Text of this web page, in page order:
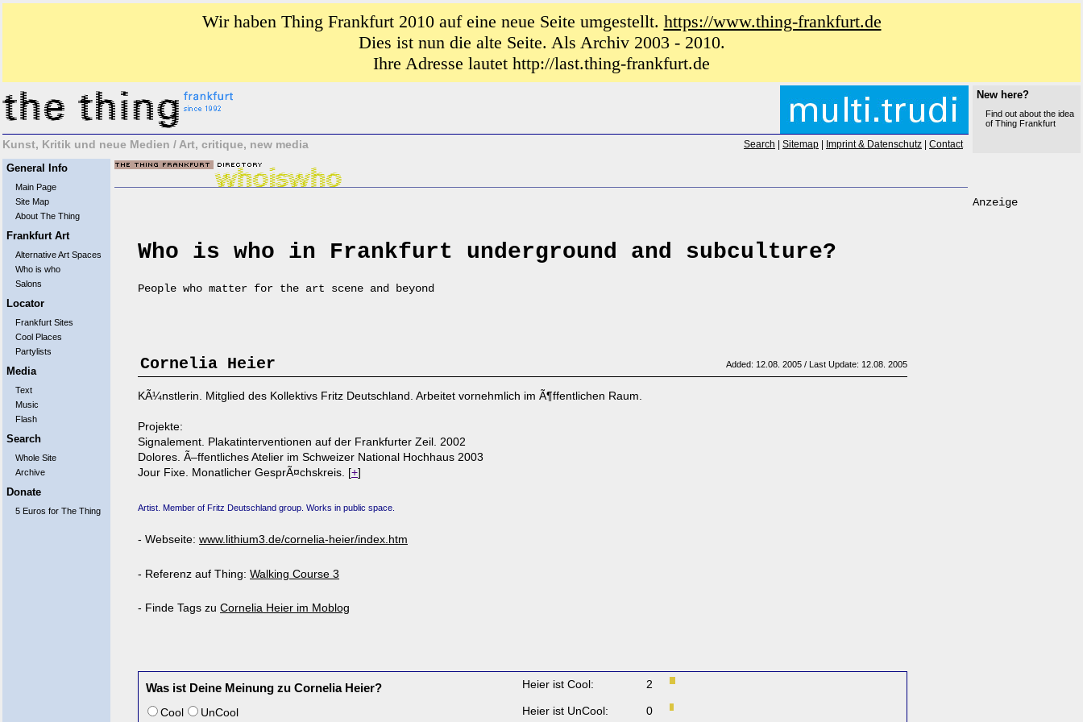
Wir haben Thing Frankfurt 2010 auf eine neue Seite umgestellt. https://www.thing-frankfurt.de
Dies ist nun die alte Seite. Als Archiv 2003 - 2010.
Ihre Adresse lautet http://last.thing-frankfurt.de
New here?
Find out about the idea
of Thing Frankfurt
Kunst, Kritik und neue Medien / Art, critique, new media Search Sitemap Imprint & Datenschutz Contact
General Info
Main Page
Site Map
About The Thing
Frankfurt Art
Alternative Art Spaces
Who is who
Salons
Locator
Frankfurt Sites
Cool Places
Partylists
Media
Text
Music
Flash
Search
Whole Site
Archive
Donate
5 Euros for The Thing
Who is who in Frankfurt underground and subculture?
People who matter for the art scene and beyond
Cornelia Heier Added: 12.08. 2005 / Last Update: 12.08. 2005
KÃ¼nstlerin. Mitglied des Kollektivs Fritz Deutschland. Arbeitet vornehmlich im Ã¶ffentlichen Raum.
Projekte:
Signalement. Plakatinterventionen auf der Frankfurter Zeil. 2002
Dolores. Ã–ffentliches Atelier im Schweizer National Hochhaus 2003
Jour Fixe. Monatlicher GesprÃ¤chskreis. [+]
Artist. Member of Fritz Deutschland group. Works in public space.
- Webseite: www.lithium3.de/cornelia-heier/index.htm
- Referenz auf Thing: Walking Course 3
- Finde Tags zu Cornelia Heier im Moblog
Was ist Deine Meinung zu Cornelia Heier? Heier ist Cool: 2
Cool UnCool Heier ist UnCool: 0
Anzeige